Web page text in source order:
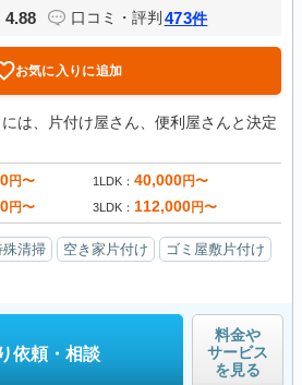
4.88 口コミ・評判 473件
お気に入りに追加
は、片付け屋さん、便利屋さんと決定
円〜 1LDK 40,000円〜
円〜 3LDK 112,000円〜
殊清掃 空き家片付け
ゴミ屋敷片付け
依頼・相談
料金や
サービス
を見る